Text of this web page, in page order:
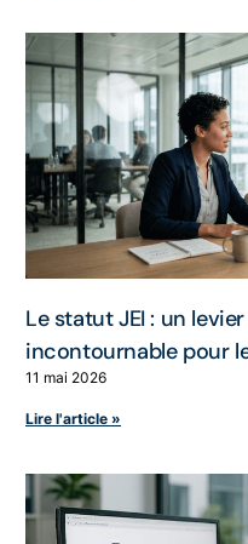
Le statut JEI : un
incontournable pour
11 mai 2026
Lire l'article »